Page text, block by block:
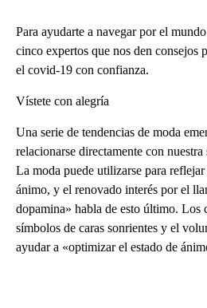
Para ayudarte a navegar por el
cinco expertos que nos den consejos
el covid-19 con confianza.
Vístete con alegría
Una serie de tendencias de moda
relacionarse directamente con
La moda puede utilizarse para
ánimo, y el renovado interés por el
dopamina» habla de esto último. Los
símbolos de caras sonrientes y el
ayudar a «optimizar el estado de